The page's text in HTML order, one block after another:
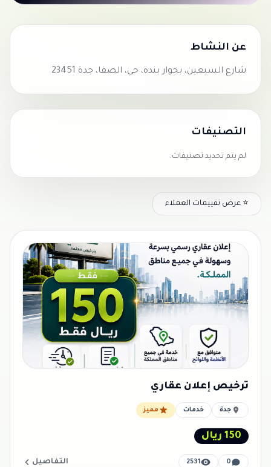
عن النشاط
شارع السبعين، بجوار بندة، حي، الصفا، جدة 23451
التصنيفات
لم يتم تحديد تصنيفات.
⭐ عرض تقييمات العملاء
ترخيص إعلان عقاري
جدة خدمات مميز
150 ريال
0
2531 التفاصيل